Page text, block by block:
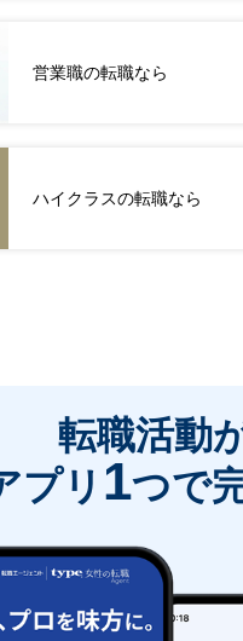
営業職の転職なら
ハイクラスの転職なら
転職活動
プリ 1つで